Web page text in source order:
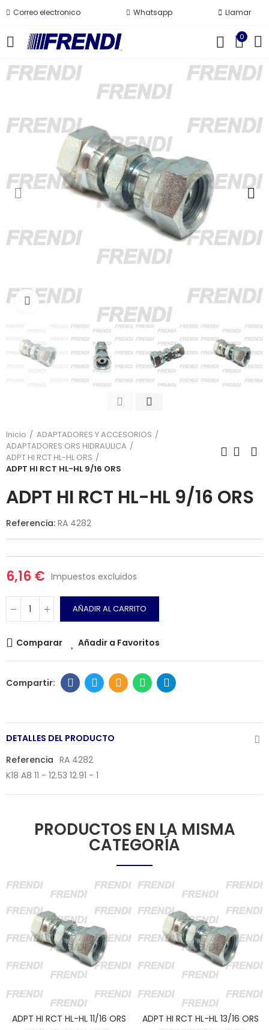
Correo electronico Whatsapp Llamar
0
Click para agrandar
Inicio
ADAPTADORES Y ACCESORIOS
ADAPTADORES ORS HIDRAULICA
ADPT HI RCT HL-HL ORS
ADPT HI RCT HL-HL 9/16 ORS
ADPT HI RCT HL-HL 9/16 ORS
Referencia: RA 4282
6,16 € Impuestos excluidos
AÑADIR AL CARRITO
Comparar Añadir a Favoritos
DETALLES DEL PRODUCTO
Referencia RA 4282
K18 A8 11 - 12.53 12.91 - 1
PRODUCTOS EN LA MISMA
CATEGORÍA
ADPT HI RCT HL-HL 11/16 ORS
ADPT HI RCT HL-HL 13/16 ORS